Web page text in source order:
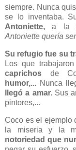
siempre. Nunca
se lo inventaba.
Antoniette, a la
Antoniette quería
Su refugio fue su
Los que
caprichos de
humor,... Nunca
llegó a amar. Sus
pintores,...
Coco es el ejemplo
la miseria y la
notoriedad que